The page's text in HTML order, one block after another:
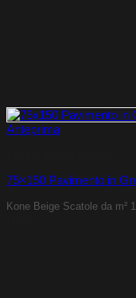
Anteprima
75×150 Pavimento in
Kone Beige Scatole da m²